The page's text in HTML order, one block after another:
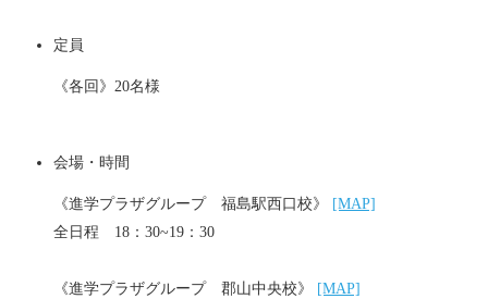
定員
《各回》20名様
会場・時間
《進学プラザグループ 福島駅西口校》
[MAP]
全日程 18：30~19：30
《進学プラザグループ 郡山中央校》
[MAP]